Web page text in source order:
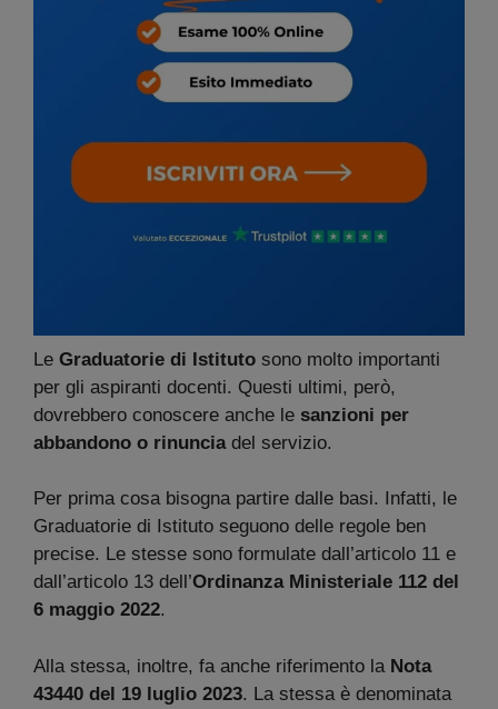
Le Graduatorie di Istituto sono molto importanti
per gli aspiranti docenti. Questi ultimi, però,
dovrebbero conoscere anche le sanzioni per
abbandono o rinunciadel servizio.
Per prima cosa bisogna partire dalle basi. Infatti, le
Graduatorie di Istituto seguono delle regole ben
precise. Le stesse sono formulate dall’articolo 11 e
dall’articolo 13 dell’Ordinanza Ministeriale 112 del
6 maggio 2022.
Alla stessa, inoltre, fa anche riferimento la Nota
43440 del 19 luglio 2023. La stessa è denominata